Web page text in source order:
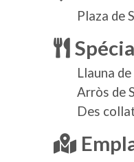
Plaza de
Llauna
Arròs de
Des